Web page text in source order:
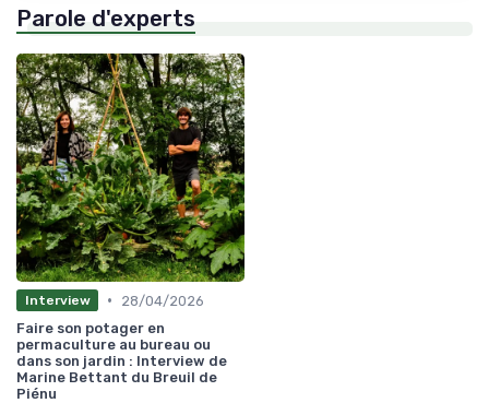
Parole d'experts
Interview •
28/04/2026
Faire son potager en
permaculture au bureau ou
dans son jardin : Interview de
Marine Bettant du Breuil de
Piénu